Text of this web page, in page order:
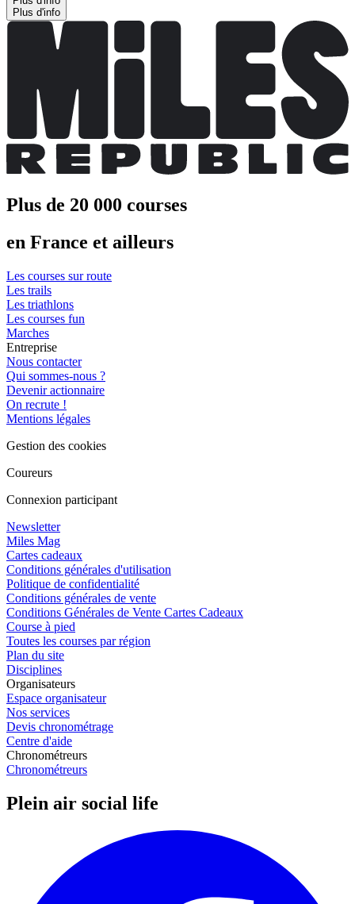
Plus d'info
Plus de 20 000 courses
en France et ailleurs
Les courses sur route
Les trails
Les triathlons
Les courses fun
Marches
Entreprise
Nous contacter
Qui sommes-nous ?
Devenir actionnaire
On recrute !
Mentions légales
Gestion des cookies
Coureurs
Connexion participant
Newsletter
Miles Mag
Cartes cadeaux
Conditions générales d'utilisation
Politique de confidentialité
Conditions générales de vente
Conditions Générales de Vente Cartes Cadeaux
Course à pied
Toutes les courses par région
Plan du site
Disciplines
Organisateurs
Espace organisateur
Nos services
Devis chronométrage
Centre d'aide
Chronométreurs
Chronométreurs
Plein air social life